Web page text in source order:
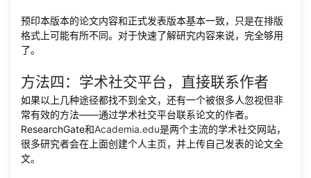
预印本版本的论文内容和正式发表版本基本一致，只是在排版
格式上可能有所不同。对于快速了解研究内容来说，完全够用
了。
方法四：学术社交平台，直接联系作者
如果以上几种途径都找不到全文，还有一个被很多人忽视但非
常有效的方法——通过学术社交平台联系论文的作者。
ResearchGate和Academia.edu是两个主流的学术社交网站，
很多研究者会在上面创建个人主页，并上传自己发表的论文全
文。